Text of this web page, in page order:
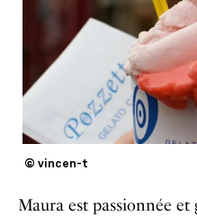
© vincen-t
Maura est passionnée et